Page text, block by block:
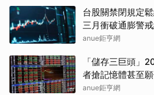
台股關禁閉規定
三月衝破通膨警
anue鉅亨網
「儲存三巨頭」
者搶記憶體甚至
anue鉅亨網